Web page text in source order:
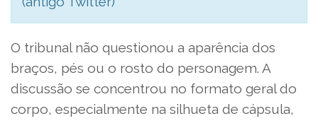
O tribunal não questionou a aparência dos
braços, pés ou o rosto do personagem. A
discussão se concentrou no formato geral do
corpo, especialmente na silhueta de cápsula,